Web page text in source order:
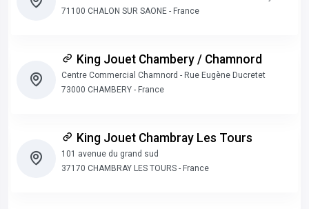
71100 CHALON SUR SAONE - France
King Jouet Chambery / Chamnord
Centre Commercial Chamnord - Rue Eugène Ducretet
73000 CHAMBERY - France
King Jouet Chambray Les Tours
101 avenue du grand sud
37170 CHAMBRAY LES TOURS - France